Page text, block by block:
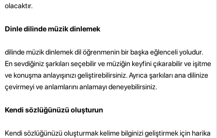
olacaktır.
Dinle dilinde müzik dinlemek
dilinde müzik dinlemek dil öğrenmenin bir başka eğlenceli yoludur.
En sevdiğiniz şarkıları seçebilir ve müziğin keyfini çıkarabilir ve işitme
ve konuşma anlayışınızı geliştirebilirsiniz. Ayrıca şarkıları ana dilinize
çevirmeyi ve anlamlarını anlamayı deneyebilirsiniz.
Kendi sözlüğünüzü oluşturun
Kendi sözlüğünüzü oluşturmak kelime bilginizi geliştirmek için harika